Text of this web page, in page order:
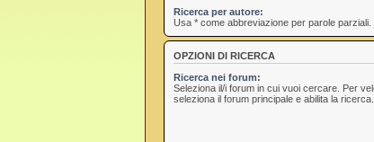
Ricerca per autore:
Usa * come abbreviazione per parole parziali.
OPZIONI DI RICERCA
Ricerca nei forum:
Seleziona il/i forum in cui vuoi cercare. Per
seleziona il forum principale e abilita la ricerca.